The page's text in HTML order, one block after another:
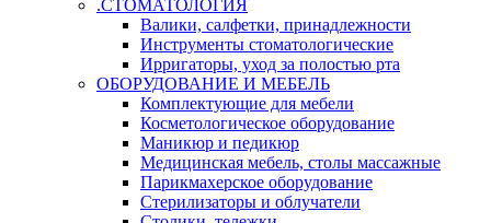
.СТОМАТОЛОГИЯ
Валики, салфетки, принадлежности
Инструменты стоматологические
Ирригаторы, уход за полостью рта
ОБОРУДОВАНИЕ И МЕБЕЛЬ
Комплектующие для мебели
Косметологическое оборудование
Маникюр и педикюр
Медицинская мебель, столы массажные
Парикмахерское оборудование
Стерилизаторы и облучатели